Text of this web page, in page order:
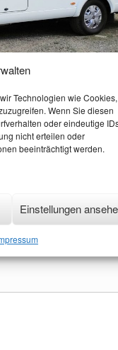
Technologien wie Cookies,
Wenn Sie diesen
oder eindeutige
nicht erteilen oder
beeinträchtigt werden.
Einstellungen